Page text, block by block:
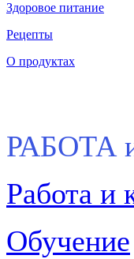
Здоровое питание
Рецепты
О продуктах
РАБОТА
Работа и
Обучение